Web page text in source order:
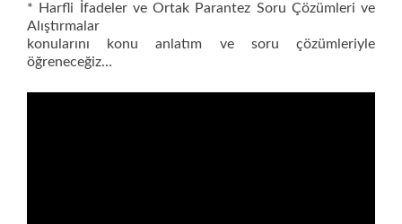
* Harfli İfadeler ve Ortak Parantez Soru Çözümleri ve
Alıştırmalar
konularını konu anlatım ve soru çözümleriyle
öğreneceğiz…